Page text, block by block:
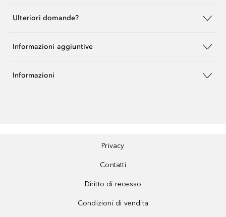
Ulteriori domande?
Informazioni aggiuntive
Informazioni
Privacy
Contatti
Diritto di recesso
Condizioni di vendita